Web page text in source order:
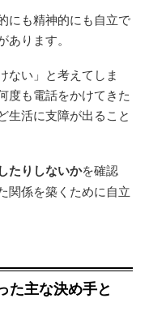
にも精神的にも自立で
ります。
ない」と考えてしま
度も電話をかけてきた
生活に支障が出ること
たりしないかを確認
関係を築くために自立
た主な決め手と